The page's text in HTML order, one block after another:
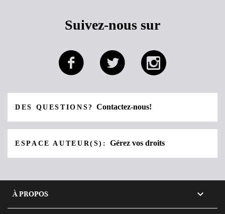
Suivez-nous sur
DES QUESTIONS?Contactez-nous!
ESPACE AUTEUR(S):Gérez vos droits
À PROPOS 